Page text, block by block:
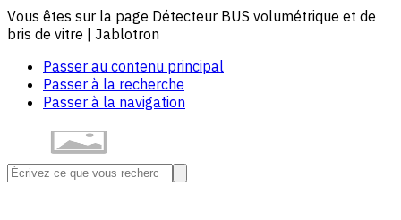
Vous êtes sur la page Détecteur BUS volumétrique et de
bris de vitre | Jablotron
Passer au contenu principal
Passer à la recherche
Passer à la navigation